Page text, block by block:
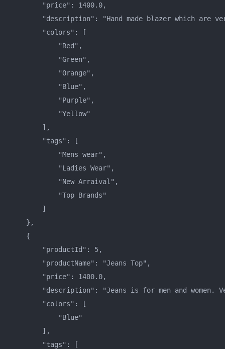
        "price": 1400.0,
"description": "Hand made blazer which
        "colors": [
            "Red",
            "Green",
            "Orange",
            "Blue",
            "Purple",
            "Yellow"
        ],
        "tags": [
            "Mens wear",
            "Ladies Wear",
            "New Arraival",
            "Top Brands"
        ]
    },
    {
        "productId": 5,
        "productName": "Jeans Top",
        "price": 1400.0,
"description": "Jeans is for men and
        "colors": [
            "Blue"
        ],
        "tags": [